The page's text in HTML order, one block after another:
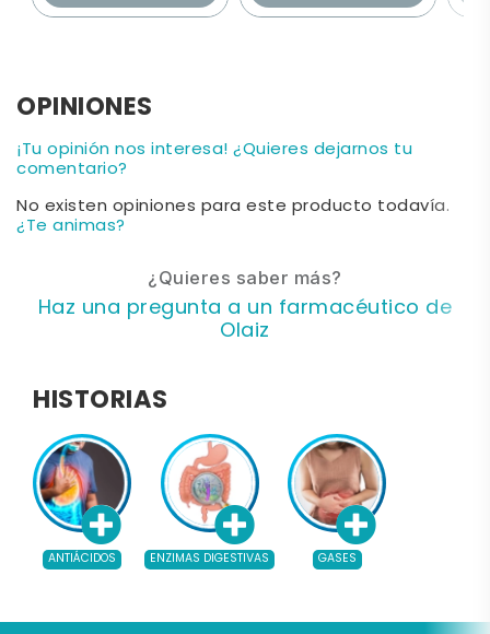
OPINIONES
¡Tu opinión nos interesa! ¿Quieres dejarnos tu
comentario?
No existen opiniones para este producto todavía.
¿Te animas?
¿Quieres saber más?
Haz una pregunta a un farmacéutico de
Olaiz
HISTORIAS
ANTIÁCIDOS ENZIMAS DIGESTIVAS GASES